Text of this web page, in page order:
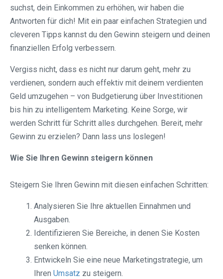
suchst, dein Einkommen zu erhöhen, wir haben die
Antworten für dich! Mit ein paar einfachen Strategien und
cleveren Tipps kannst du den Gewinn steigern und deinen
finanziellen Erfolg verbessern.
Vergiss nicht, dass es nicht nur darum geht, mehr zu
verdienen, sondern auch effektiv mit deinem verdienten
Geld umzugehen – von Budgetierung über Investitionen
bis hin zu intelligentem Marketing. Keine Sorge, wir
werden Schritt für Schritt alles durchgehen. Bereit, mehr
Gewinn zu erzielen? Dann lass uns loslegen!
Wie Sie Ihren Gewinn steigern können
Steigern Sie Ihren Gewinn mit diesen einfachen Schritten:
Analysieren Sie Ihre aktuellen Einnahmen und
Ausgaben.
Identifizieren Sie Bereiche, in denen Sie Kosten
senken können.
Entwickeln Sie eine neue Marketingstrategie, um
Ihren Umsatz zu steigern.